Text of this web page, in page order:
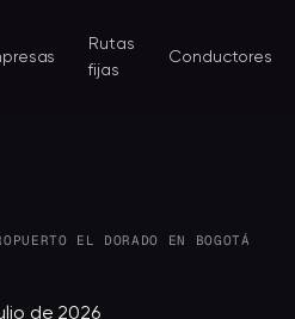
Rutas
fijas
Conductores
EL DORADO EN BOGOTÁ
de 2026